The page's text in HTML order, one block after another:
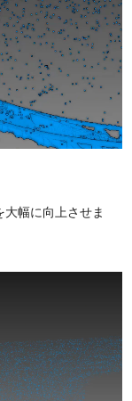
幅に向上させま